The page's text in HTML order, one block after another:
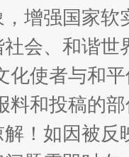
房 除
增强国家
会、和谐
化使者与和
料和投稿的
！如因被